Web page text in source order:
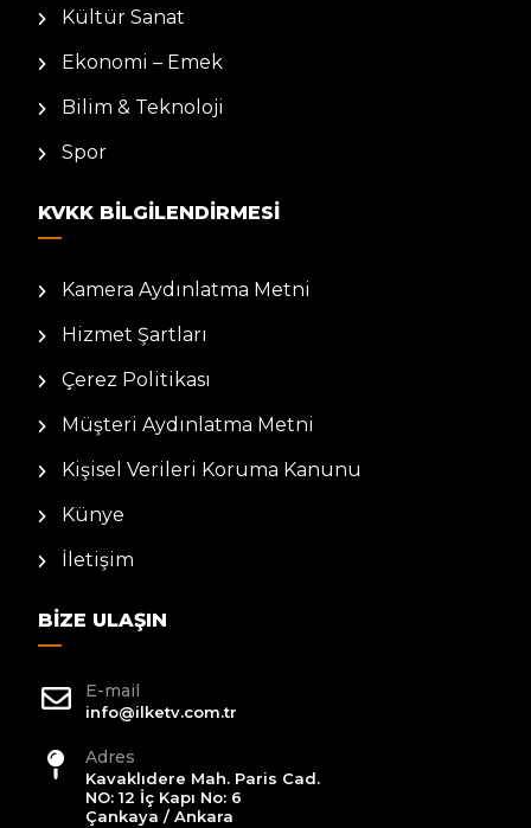
Kültür Sanat
Ekonomi – Emek
Bilim & Teknoloji
Spor
KVKK BILGILENDIRMESI
Kamera Aydınlatma Metni
Hizmet Şartları
Çerez Politikası
Müşteri Aydınlatma Metni
Kişisel Verileri Koruma Kanunu
Künye
İletişim
BIZE ULAŞIN
E-mail
info@ilketv.com.tr
Adres
Kavaklıdere Mah. Paris Cad.
NO: 12 İç Kapı No: 6
Çankaya / Ankara